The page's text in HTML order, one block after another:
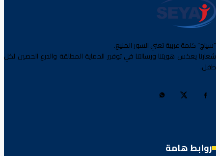
“سياج” كلمة عربية تعني السور المنيع.
شعارنا يعكس هويتنا ورسالتنا في توفير الحماية المطلقة والدرع الحصين لكل
طفل.
روابط هامة